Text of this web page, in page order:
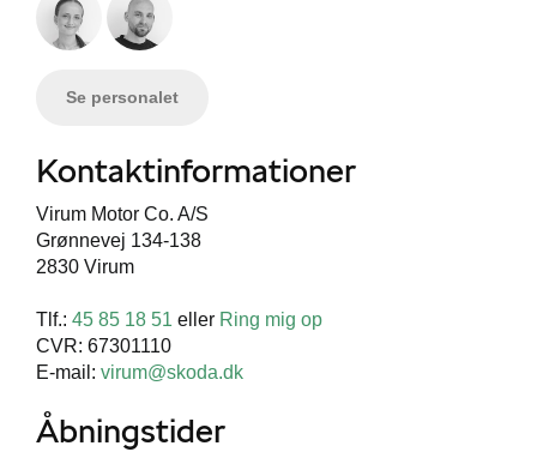
Se personalet
Kontaktinformationer
Virum Motor Co. A/S
Grønnevej 134-138
2830 Virum
Tlf.: 45 85 18 51 eller Ring mig op
CVR: 67301110
E-mail: virum@skoda.dk
Åbningstider